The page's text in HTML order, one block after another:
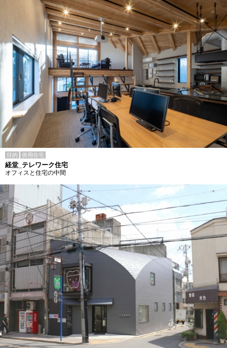
目的 併用住宅
経堂_テレワーク住宅
オフィスと住宅の中間